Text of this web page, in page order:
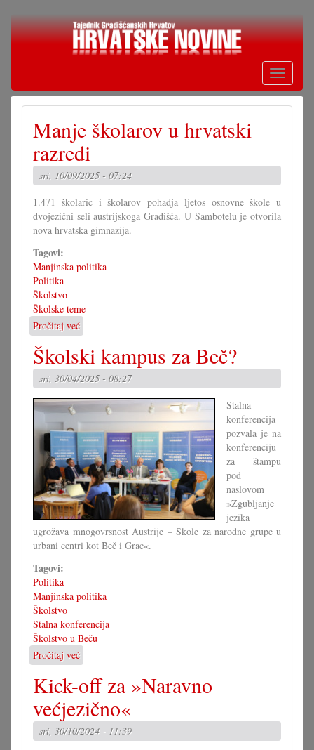
Skoči
Toggle
Manje školarov u hrvatski
razredi
sri, 10/09/2025 - 07:24
1.471 školaric i školarov pohadja ljetos osnovne škole u
dvojezični seli austrijskoga Gradišća. U Sambotelu je otvorila
nova hrvatska gimnazija.
Tagovi:
Manjinska politika
Politika
Školstvo
Školske teme
Pročitaj već
Manje
školarov
u
hrvatski
razredi
Školski kampus za Beč?
sri, 30/04/2025 - 08:27
Stalna
konferencija
pozvala je na
konferenciju
za štampu
pod
naslovom
»Zgubljanje
jezika
ugrožava mnogovrsnost Austrije – Škole za narodne grupe u
urbani centri kot Beč i Grac«.
Tagovi:
Politika
Manjinska politika
Školstvo
Stalna konferencija
Školstvo u Beču
Pročitaj već
Školski
kampus
za
Beč?
Kick-off za »Naravno
većjezično«
sri, 30/10/2024 - 11:39